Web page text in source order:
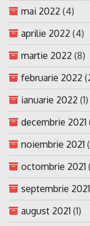
mai 2022 (4)
aprilie 2022 (4)
martie 2022 (8)
februarie 2022
ianuarie 2022 (1)
decembrie 2021
noiembrie 2021
octombrie 2021
septembrie 2021
august 2021 (1)